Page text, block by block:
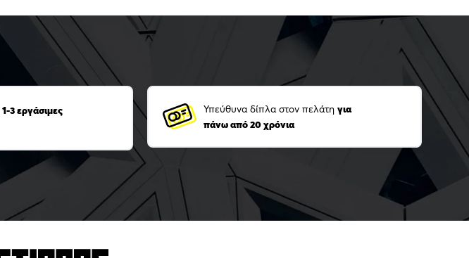
1-3 εργάσιμες
Υπεύθυνα δίπλα στον πελάτη για
πάνω από 20 χρόνια